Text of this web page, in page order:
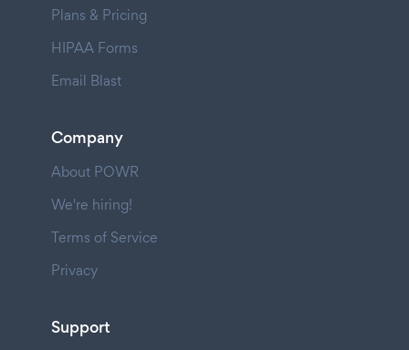
Plans & Pricing
HIPAA Forms
Email Blast
Company
About POWR
We're hiring!
Terms of Service
Privacy
Support